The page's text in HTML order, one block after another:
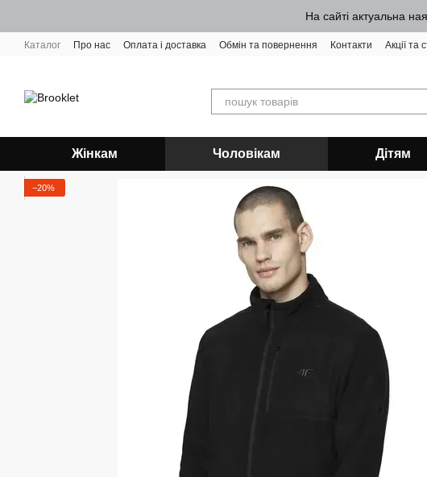
На сайті актуальна
Каталог Про нас Оплата і доставка Обмін та повернення Контакти Акції та
Жінкам Чоловікам Дітям
−20%